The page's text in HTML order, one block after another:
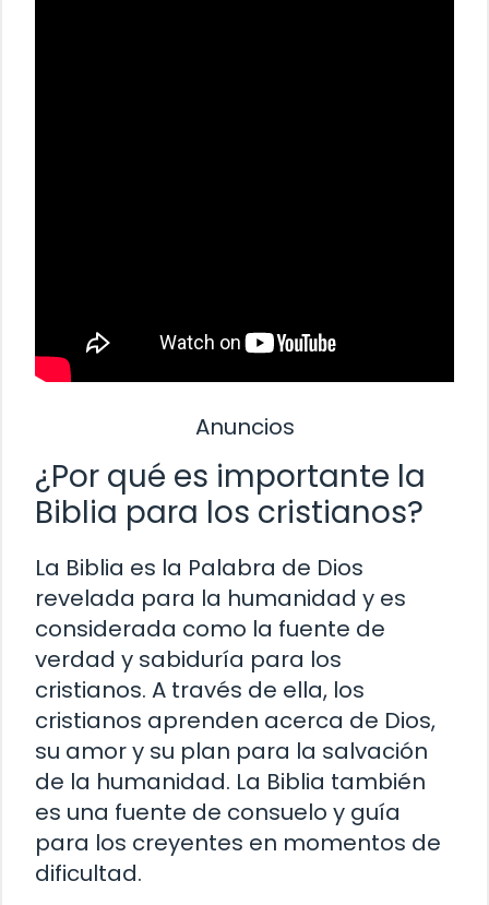
Anuncios
¿Por qué es importante la
Biblia para los cristianos?
La Biblia es la Palabra de Dios
revelada para la humanidad y es
considerada como la fuente de
verdad y sabiduría para los
cristianos. A través de ella, los
cristianos aprenden acerca de Dios,
su amor y su plan para la salvación
de la humanidad. La Biblia también
es una fuente de consuelo y guía
para los creyentes en momentos de
dificultad.